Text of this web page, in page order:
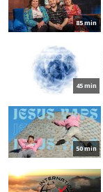
85 min
45 min
50 min